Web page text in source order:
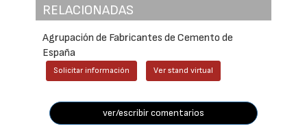
RELACIONADAS
Agrupación de Fabricantes de Cemento de
España
Solicitar información Ver stand virtual
ver/escribir comentarios